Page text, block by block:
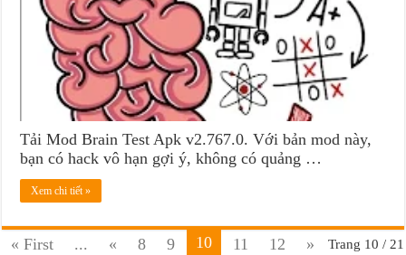
Tải Mod Brain Test Apk v2.767.0. Với bản mod này,
bạn có hack vô hạn gợi ý, không có quảng …
Xem chi tiết »
Trang 10 / 21
« First ... « 8 9 10 11 12
»